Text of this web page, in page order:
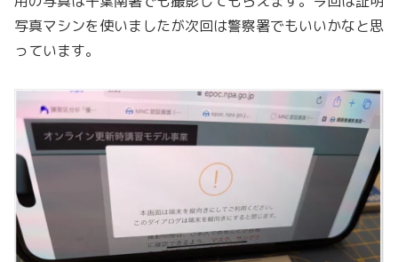
写真マシンを使いましたが次回は警察署でもいいかなと思
っています。